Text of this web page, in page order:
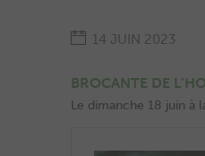
14 JUIN 2023
BROCANTE DE
Le dimanche 18 juin à